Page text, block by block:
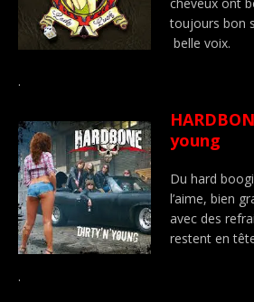
toujours bon
belle voix.
.
young
Du hard
l’aime, bien
avec des
restent en
.